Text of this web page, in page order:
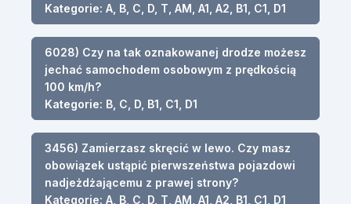
Kategorie: A, B, C, D, T, AM, A1, A2, B1, C1, D1
6028) Czy na tak oznakowanej drodze możesz
jechać samochodem osobowym z prędkością
100 km/h?
Kategorie: B, C, D, B1, C1, D1
3456) Zamierzasz skręcić w lewo. Czy masz
obowiązek ustąpić pierwszeństwa pojazdowi
nadjeżdżającemu z prawej strony?
Kategorie: A, B, C, D, T, AM, A1, A2, B1, C1, D1